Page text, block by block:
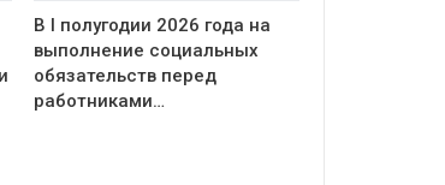
В I полугодии 2026 года на
выполнение социальных
обязательств перед
работниками…